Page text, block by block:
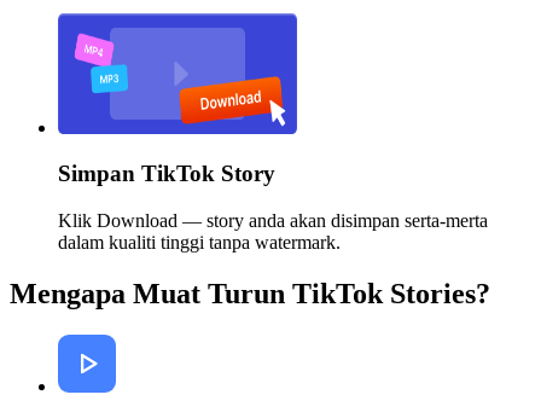
Simpan TikTok Story
Klik Download — story anda akan disimpan serta-merta
dalam kualiti tinggi tanpa watermark.
Mengapa Muat Turun TikTok Stories?